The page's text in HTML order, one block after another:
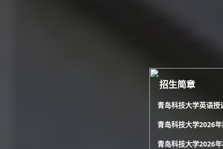
招生简章
青岛科技大学英语授
青岛科技大学2026
青岛科技大学2026年